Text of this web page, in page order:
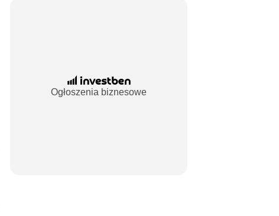
Ogłoszenia biznesowe